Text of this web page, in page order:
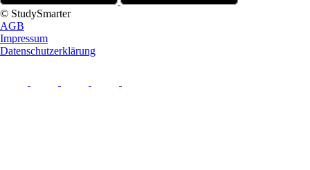
© StudySmarter
AGB
Impressum
Datenschutzerklärung